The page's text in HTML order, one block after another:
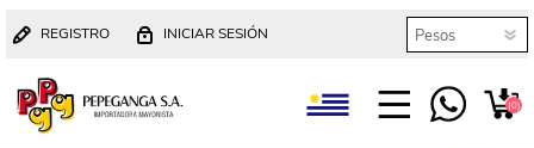
REGISTRO INICIAR SESIÓN
(0)